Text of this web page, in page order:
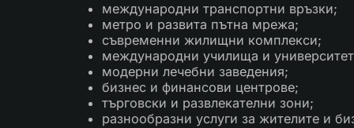
международни транспортни връзки;
метро и развита пътна мрежа;
съвременни жилищни комплекси;
международни училища и
модерни лечебни заведения;
бизнес и финансови центрове;
търговски и развлекателни зони;
разнообразни услуги за жителите и